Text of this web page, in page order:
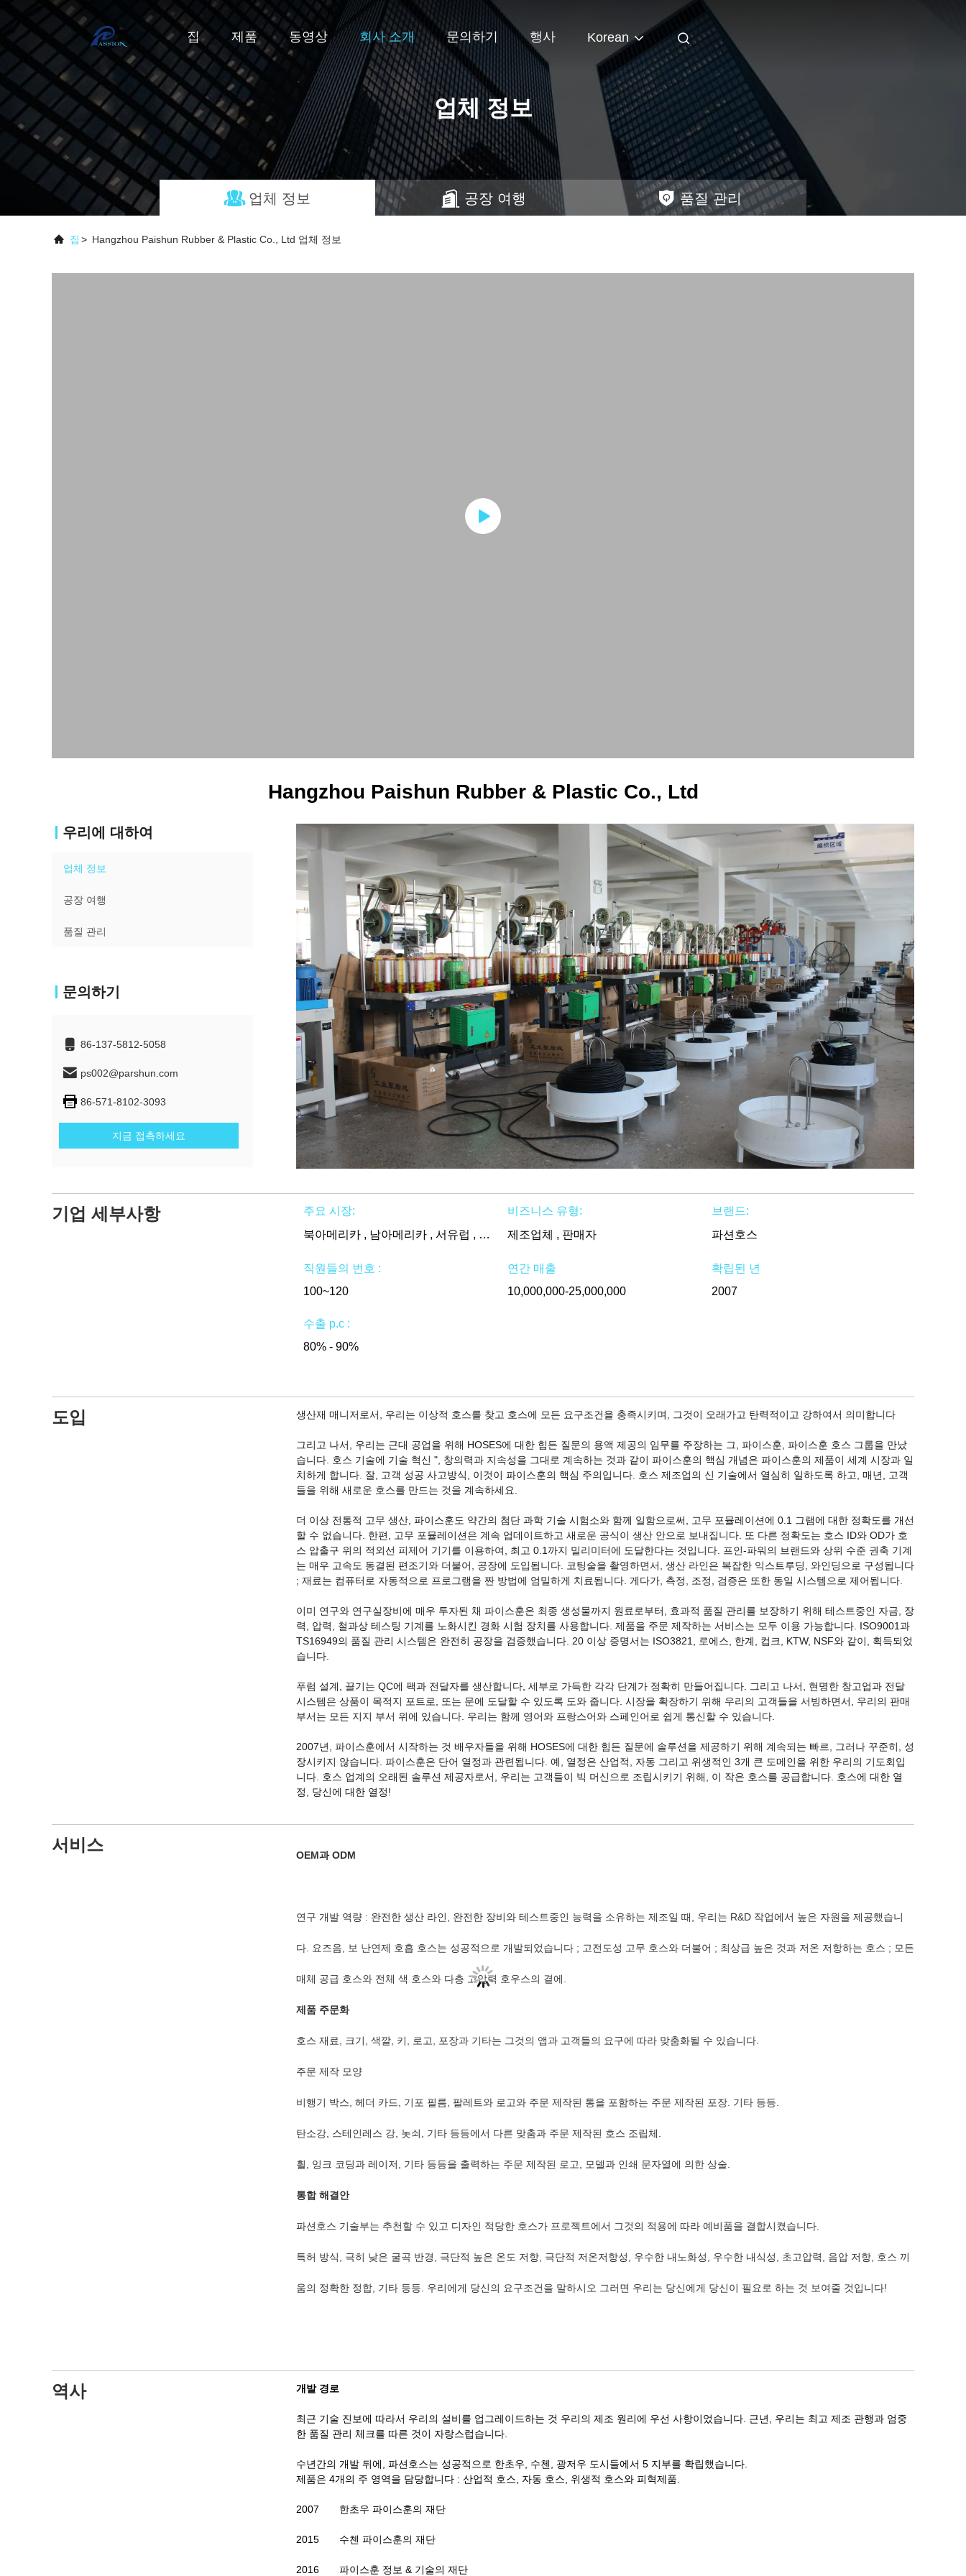
집 제품 동영상 회사 소개 문의하기 행사 Korean
업체 정보
업체 정보 공장 여행 품질 관리
집 > Hangzhou Paishun Rubber & Plastic Co., Ltd 업체 정보
Hangzhou Paishun Rubber & Plastic Co., Ltd
우리에 대하여
업체 정보
공장 여행
품질 관리
문의하기
86-137-5812-5058
ps002@parshun.com
86-571-8102-3093
지금 접촉하세요
기업 세부사항
주요 시장:
북아메리카 , 남아메리카 , 서유럽 , 동유럽 , 동부 아시아 , 동남 아시아 , 중동 , 아프리카 , 오세아니아 , 전세계
비즈니스 유형:
제조업체 , 판매자
브랜드:
파션호스
직원들의 번호 :
100~120
연간 매출
10,000,000-25,000,000
확립된 년
2007
수출 p.c :
80% - 90%
도입 생산재 매니저로서, 우리는 이상적 호스를 찾고 호스에 모든 요구조건을 충족시키며, 그것이 오래가고 탄력적이고 강하여서 의미합니다
그리고 나서, 우리는 근대 공업을 위해 HOSES에 대한 힘든 질문의 용액 제공의 임무를 주장하는 그, 파이스훈, 파이스훈 호스 그룹을 만났
습니다. 호스 기술에 기술 혁신 ", 창의력과 지속성을 그대로 계속하는 것과 같이 파이스훈의 핵심 개념은 파이스훈의 제품이 세계 시장과 일
치하게 합니다. 잘, 고객 성공 사고방식, 이것이 파이스훈의 핵심 주의입니다. 호스 제조업의 신 기술에서 열심히 일하도록 하고, 매년, 고객
들을 위해 새로운 호스를 만드는 것을 계속하세요.
더 이상 전통적 고무 생산, 파이스훈도 약간의 첨단 과학 기술 시험소와 함께 일함으로써, 고무 포뮬레이션에 0.1 그램에 대한 정확도를 개선
할 수 없습니다. 한편, 고무 포뮬레이션은 계속 업데이트하고 새로운 공식이 생산 안으로 보내집니다. 또 다른 정확도는 호스 ID와 OD가 호
스 압출구 위의 적외선 피제어 기기를 이용하여, 최고 0.1까지 밀리미터에 도달한다는 것입니다. 프인-파워의 브랜드와 상위 수준 권축 기계
는 매우 고속도 동결된 편조기와 더불어, 공장에 도입됩니다. 코팅술을 촬영하면서, 생산 라인은 복잡한 익스트루딩, 와인딩으로 구성됩니다
; 재료는 컴퓨터로 자동적으로 프로그램을 짠 방법에 엄밀하게 치료됩니다. 게다가, 측정, 조정, 검증은 또한 동일 시스템으로 제어됩니다.
이미 연구와 연구실장비에 매우 투자된 채 파이스훈은 최종 생성물까지 원료로부터, 효과적 품질 관리를 보장하기 위해 테스트중인 자금, 장
력, 압력, 철과상 테스팅 기계를 노화시킨 경화 시험 장치를 사용합니다. 제품을 주문 제작하는 서비스는 모두 이용 가능합니다. ISO9001과
TS16949의 품질 관리 시스템은 완전히 공장을 검증했습니다. 20 이상 증명서는 ISO3821, 로에스, 한계, 컵크, KTW, NSF와 같이, 획득되었
습니다.
푸럼 설계, 끌기는 QC에 팩과 전달자를 생산합니다, 세부로 가득한 각각 단계가 정확히 만들어집니다. 그리고 나서, 현명한 창고업과 전달
시스템은 상품이 목적지 포트로, 또는 문에 도달할 수 있도록 도와 줍니다. 시장을 확장하기 위해 우리의 고객들을 서빙하면서, 우리의 판매
부서는 모든 지지 부서 위에 있습니다. 우리는 함께 영어와 프랑스어와 스페인어로 쉽게 통신할 수 있습니다.
2007년, 파이스훈에서 시작하는 것 배우자들을 위해 HOSES에 대한 힘든 질문에 솔루션을 제공하기 위해 계속되는 빠르, 그러나 꾸준히, 성
장시키지 않습니다. 파이스훈은 단어 열정과 관련됩니다. 예, 열정은 산업적, 자동 그리고 위생적인 3개 큰 도메인을 위한 우리의 기도회입
니다. 호스 업계의 오래된 솔루션 제공자로서, 우리는 고객들이 빅 머신으로 조립시키기 위해, 이 작은 호스를 공급합니다. 호스에 대한 열
정, 당신에 대한 열정!
서비스
OEM과 ODM
연구 개발 역량 : 완전한 생산 라인, 완전한 장비와 테스트중인 능력을 소유하는 제조일 때, 우리는 R&D 작업에서 높은 자원을 제공했습니
다. 요즈음, 보 난연제 호흡 호스는 성공적으로 개발되었습니다 ; 고전도성 고무 호스와 더불어 ; 최상급 높은 것과 저온 저항하는 호스 ; 모든
매체 공급 호스와 전체 색 호스와 다층 고압력 호우스의 곁에.
제품 주문화
호스 재료, 크기, 색깔, 키, 로고, 포장과 기타는 그것의 앱과 고객들의 요구에 따라 맞춤화될 수 있습니다.
주문 제작 모양
비행기 박스, 헤더 카드, 기포 필름, 팔레트와 로고와 주문 제작된 통을 포함하는 주문 제작된 포장. 기타 등등.
탄소강, 스테인레스 강, 놋쇠, 기타 등등에서 다른 맞춤과 주문 제작된 호스 조립체.
휠, 잉크 코딩과 레이저, 기타 등등을 출력하는 주문 제작된 로고, 모델과 인쇄 문자열에 의한 상술.
통합 해결안
파션호스 기술부는 추천할 수 있고 디자인 적당한 호스가 프로젝트에서 그것의 적용에 따라 예비품을 결합시켰습니다.
특허 방식, 극히 낮은 굴곡 반경, 극단적 높은 온도 저항, 극단적 저온저항성, 우수한 내노화성, 우수한 내식성, 초고압력, 음압 저항, 호스 끼
움의 정확한 정합, 기타 등등. 우리에게 당신의 요구조건을 말하시오 그러면 우리는 당신에게 당신이 필요로 하는 것 보여줄 것입니다!
역사 개발 경로
최근 기술 진보에 따라서 우리의 설비를 업그레이드하는 것 우리의 제조 원리에 우선 사항이었습니다. 근년, 우리는 최고 제조 관행과 엄중
한 품질 관리 체크를 따른 것이 자랑스럽습니다.
수년간의 개발 뒤에, 파션호스는 성공적으로 한초우, 수첸, 광저우 도시들에서 5 지부를 확립했습니다.
제품은 4개의 주 영역을 담당합니다 : 산업적 호스, 자동 호스, 위생적 호스와 피혁제품.
2007 한초우 파이스훈의 재단
2015 수첸 파이스훈의 재단
2016 파이스훈 정보 & 기술의 재단